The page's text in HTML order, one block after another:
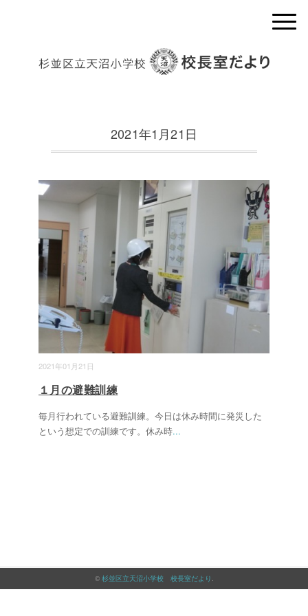
2021年1月21日
2021年01月21日
１月の避難訓練
毎月行われている避難訓練。今日は休み時間に発災した
という想定での訓練です。休み時...
© 杉並区立天沼小学校 校長室だより .